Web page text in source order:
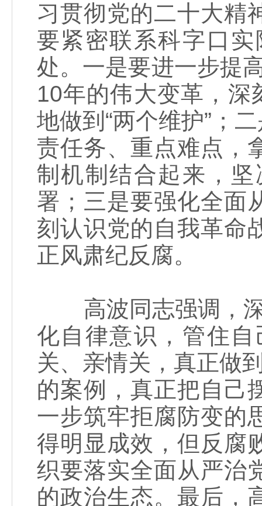
习贯彻党的二十大精
要紧密联系科字口
处。一是要进一步提
10年的伟大变革，深
地做到“两个维护”；
责任务、重点难点，
制机制结合起来，
署；三是要强化全面
刻认识党的自我革命
正风肃纪反腐。
高波同志强调，深
化自律意识，管住
关、亲情关，真正做
的案例，真正把自己
一步筑牢拒腐防变的
得明显成效，但反腐
织要落实全面从严治
的政治生态。最后，